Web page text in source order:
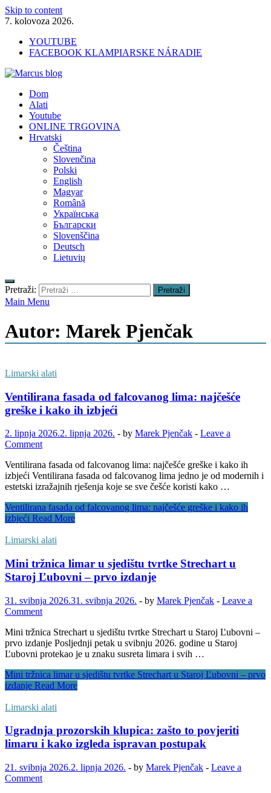
Skip to content
7. kolovoza 2026.
YOUTUBE
FACEBOOK KLAMPIARSKE NÁRADIE
Marcus blog
Stavebné profily, náradie, izolácie
Dom
Alati
Youtube
ONLINE TRGOVINA
Hrvatski
Čeština
Slovenčina
Polski
English
Magyar
Română
Українська
Български
Slovenščina
Deutsch
Lietuvių
Pretraži:
Main Menu
Autor: Marek Pjenčak
Limarski alati
Ventilirana fasada od falcovanog lima: najčešće
greške i kako ih izbjeći
2. lipnja 2026.2. lipnja 2026. - by Marek Pjenčak - Leave a
Comment
Ventilirana fasada od falcovanog lima: najčešće greške i kako ih
izbjeći Ventilirana fasada od falcovanog lima jedno je od modernih i
estetski izražajnih rješenja koje se sve češće koristi kako …
Ventilirana fasada od falcovanog lima: najčešće greške i kako ih
izbjeći Read More
Limarski alati
Mini tržnica limar u sjedištu tvrtke Strechart u
Staroj Ľubovni – prvo izdanje
31. svibnja 2026.31. svibnja 2026. - by Marek Pjenčak - Leave a
Comment
Mini tržnica Strechart u sjedištu tvrtke Strechart u Staroj Ľubovni –
prvo izdanje Posljednji petak u svibnju 2026. godine u Staroj
Ľubovni protekao je u znaku susreta limara i svih …
Mini tržnica limar u sjedištu tvrtke Strechart u Staroj Ľubovni – prvo
izdanje Read More
Limarski alati
Ugradnja prozorskih klupica: zašto to povjeriti
limaru i kako izgleda ispravan postupak
21. svibnja 2026.2. lipnja 2026. - by Marek Pjenčak - Leave a
Comment